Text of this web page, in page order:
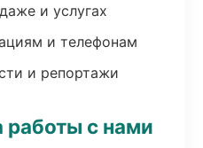
и услугах
и телефонам
и репортажи
с нами